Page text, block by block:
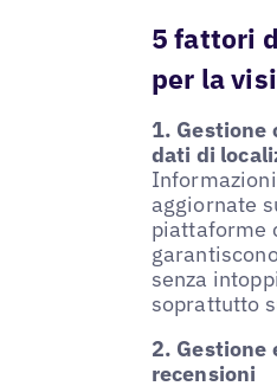
5 fattori
per la
1. Gestione
dati di
aggiornate
piattaforme
senza
soprattutto
2.
recensioni